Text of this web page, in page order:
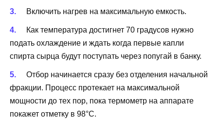
Включить нагрев на максимальную емкость.
Как температура достигнет 70 градусов нужно
подать охлаждение и ждать когда первые капли
спирта сырца будут поступать через попугай в банку.
Отбор начинается сразу без отделения начальной
фракции. Процесс протекает на максимальной
мощности до тех пор, пока термометр на аппарате
покажет отметку в 98°С.